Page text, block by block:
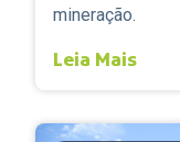
mineração.
Leia Mais